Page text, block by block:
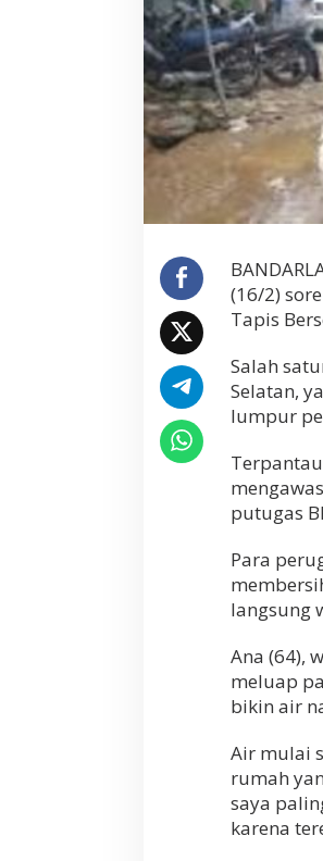
(16/2)
Tapis
Salah
Selatan,
lumpur
putugas
Para
langsung
Ana (64),
meluap
bikin air
Air mulai
rumah
saya
karena